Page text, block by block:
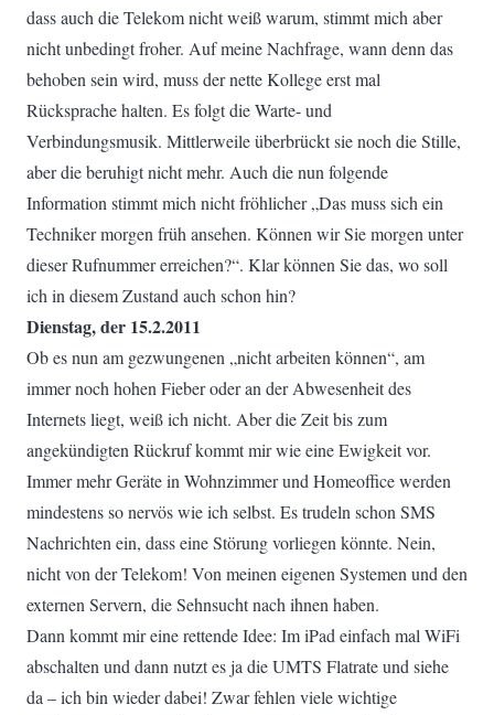
dass auch die Telekom nicht weiß warum, stimmt mich aber
nicht unbedingt froher. Auf meine Nachfrage, wann denn das
behoben sein wird, muss der nette Kollege erst mal
Rücksprache halten. Es folgt die Warte- und
Verbindungsmusik. Mittlerweile überbrückt sie noch die Stille,
aber die beruhigt nicht mehr. Auch die nun folgende
Information stimmt mich nicht fröhlicher „Das muss sich ein
Techniker morgen früh ansehen. Können wir Sie morgen unter
dieser Rufnummer erreichen?“. Klar können Sie das, wo soll
ich in diesem Zustand auch schon hin?
Dienstag, der 15.2.2011
Ob es nun am gezwungenen „nicht arbeiten können“, am
immer noch hohen Fieber oder an der Abwesenheit des
Internets liegt, weiß ich nicht. Aber die Zeit bis zum
angekündigten Rückruf kommt mir wie eine Ewigkeit vor.
Immer mehr Geräte in Wohnzimmer und Homeoffice werden
mindestens so nervös wie ich selbst. Es trudeln schon SMS
Nachrichten ein, dass eine Störung vorliegen könnte. Nein,
nicht von der Telekom! Von meinen eigenen Systemen und den
externen Servern, die Sehnsucht nach ihnen haben.
Dann kommt mir eine rettende Idee: Im iPad einfach mal WiFi
abschalten und dann nutzt es ja die UMTS Flatrate und siehe
da – ich bin wieder dabei! Zwar fehlen viele wichtige